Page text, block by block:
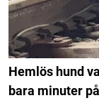
Hemlös hund
bara minuter